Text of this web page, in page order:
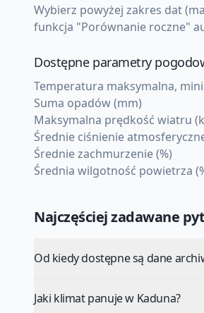
Wybierz powyżej zakres dat
funkcja "Porównanie roczne"
Dostępne parametry
Temperatura maksymalna,
Suma opadów (mm)
Maksymalna prędkość wiatru
Średnie ciśnienie
Średnie zachmurzenie (%)
Średnia wilgotność powietrza
Najczęściej zadawane
Od kiedy dostępne są dane
Jaki klimat panuje w Kaduna?